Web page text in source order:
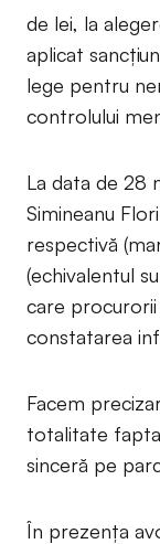
de lei, la
aplicat
lege pentru
controlului
La data de 28
Simineanu
respectivă
(echivalentul
care
constatarea
Facem
totalitate
sinceră pe
În prezența